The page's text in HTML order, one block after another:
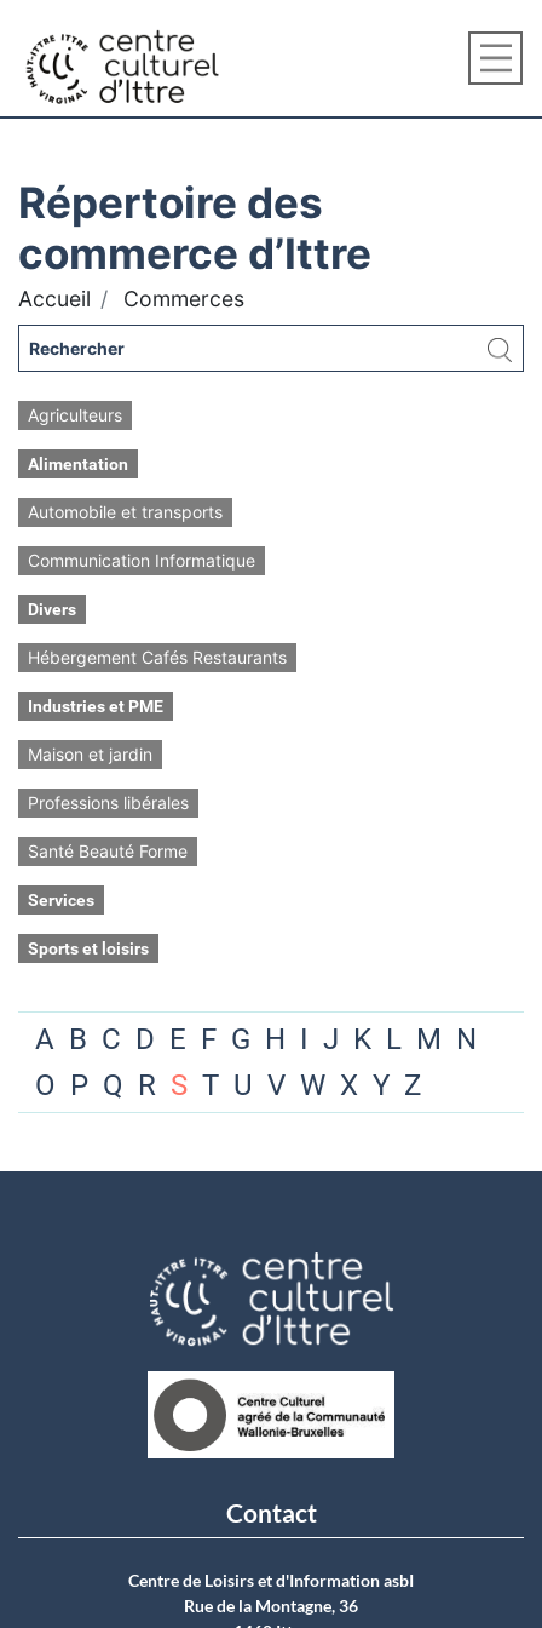
Répertoire des
commerce d’Ittre
Accueil Commerces
Agriculteurs
Alimentation
Automobile et transports
Communication Informatique
Divers
Hébergement Cafés Restaurants
Industries et PME
Maison et jardin
Professions libérales
Santé Beauté Forme
Services
Sports et loisirs
A B C D E F G H I J K L M N
O P Q R S T U V W X Y Z
Contact
Centre de Loisirs et d'Information asbI
Rue de la Montagne, 36